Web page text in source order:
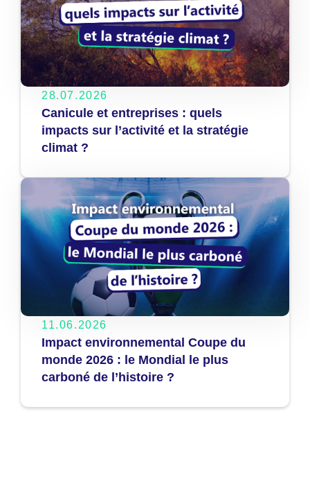
28.07.2026
Canicule et entreprises : quels
impacts sur l’activité et la stratégie
climat ?
11.06.2026
Impact environnemental Coupe du
monde 2026 : le Mondial le plus
carboné de l’histoire ?